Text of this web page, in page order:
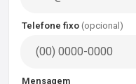
Telefone fixo (opcional)
Mensagem